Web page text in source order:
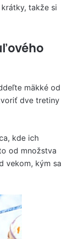
takže si
mäkké od
dve tretiny
kde ich
od množstva
vekom, kým sa